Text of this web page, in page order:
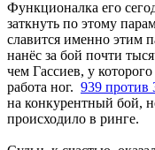
Функционалка его
заткнуть по этому
славится именно этим
нанёс за бой почти
чем Гассиев, у
работа ног. 939 против
на конкурентный бой,
происходило в ринге.